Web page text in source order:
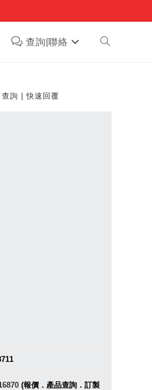
查詢|聯絡 Toggle
詢 | 快速回覆
(報價．產品查詢．訂製